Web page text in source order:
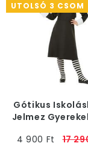
UTOLSÓ 3 CSOM
Gótikus
Jelmez
4 900 Ft
17